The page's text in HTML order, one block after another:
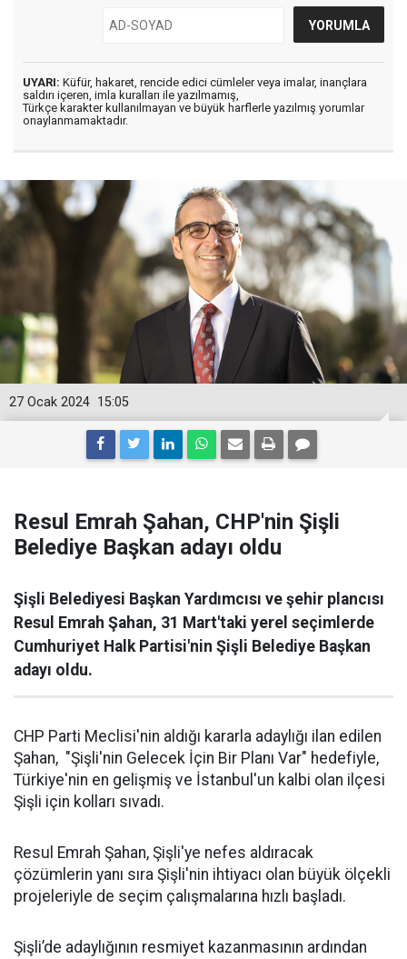
UYARI: Küfür, hakaret, rencide edici cümleler veya imalar, inançlara
saldırı içeren, imla kuralları ile yazılmamış,
Türkçe karakter kullanılmayan ve büyük harflerle yazılmış yorumlar
onaylanmamaktadır.
15:05
27 Ocak 2024
Resul Emrah Şahan, CHP'nin Şişli
Belediye Başkan adayı oldu
Şişli Belediyesi Başkan Yardımcısı ve şehir plancısı
Resul Emrah Şahan, 31 Mart'taki yerel seçimlerde
Cumhuriyet Halk Partisi'nin Şişli Belediye Başkan
adayı oldu.
CHP Parti Meclisi'nin aldığı kararla adaylığı ilan edilen
Şahan, "Şişli'nin Gelecek İçin Bir Planı Var" hedefiyle,
Türkiye'nin en gelişmiş ve İstanbul'un kalbi olan ilçesi
Şişli için kolları sıvadı.
Resul Emrah Şahan, Şişli'ye nefes aldıracak
çözümlerin yanı sıra Şişli'nin ihtiyacı olan büyük ölçekli
projeleriyle de seçim çalışmalarına hızlı başladı.
Şişli’de adaylığının resmiyet kazanmasının ardından